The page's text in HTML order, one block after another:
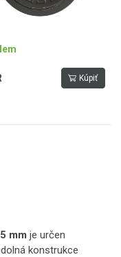
Kúpiť
mm je určen
konstrukce